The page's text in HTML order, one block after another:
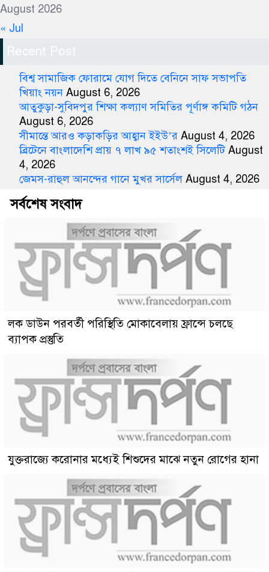
August 2026
« Jul
Recent Post
বিশ্ব সামাজিক ফোরামে যোগ দিতে বেনিনে সাফ সভাপতি
খিয়াং নয়ন August 6, 2026
আতুকুড়া-সুবিদপুর শিক্ষা কল্যাণ সমিতির পূর্ণাঙ্গ কমিটি গঠন
August 6, 2026
সীমান্তে আরও কড়াকড়ির আহ্বান ইইউ’র August 4, 2026
ব্রিটেনে বাংলাদেশি প্রায় ৭ লাখ ৯৫ শতাংশই সিলেটি August
4, 2026
জেমস-রাহুল আনন্দের গানে মুখর সার্সেল August 4, 2026
সর্বশেষ সংবাদ
লক ডাউন পরবর্তী পরিস্থিতি মোকাবেলায় ফ্রান্সে চলছে
ব্যাপক প্রস্তুতি
যুক্তরাজ্যে করোনার মধ্যেই শিশুদের মাঝে নতুন রোগের হানা